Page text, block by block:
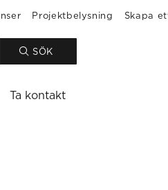
Projektbelysning Skapa
SÖK
Ta kontakt